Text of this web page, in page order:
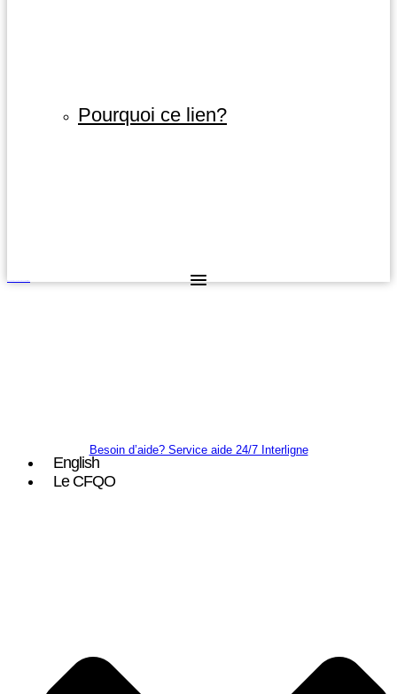
Pourquoi ce lien?
Besoin d’aide? Service aide 24/7 Interligne
English
Le CFQO